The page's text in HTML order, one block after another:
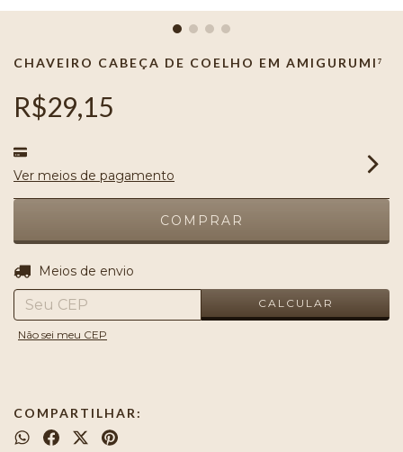
CHAVEIRO CABEÇA DE COELHO EM AMIGURUMI⁷
R$29,15
Ver meios de pagamento
Entregas para o CEP:
Meios de envio
CALCULAR
Não sei meu CEP
COMPARTILHAR: